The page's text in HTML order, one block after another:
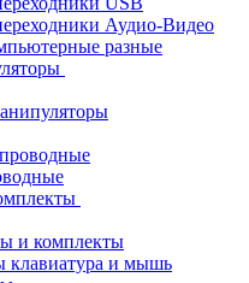
Аудио-Видео
разные
и комплекты
клавиатура и мышь